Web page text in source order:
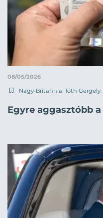
08/05/2026
Nagy-Britannia, Tóth Gergely,
Egyre aggasztóbb